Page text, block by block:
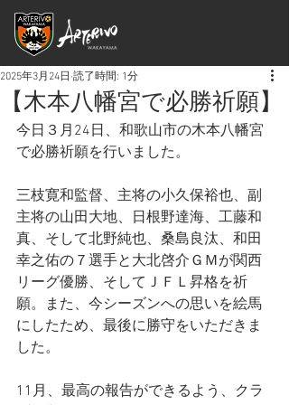
【木本八幡宮で必勝祈願】
2025年3月24日 読了時間: 1分
今日３月24日、和歌山市の木本八幡宮
で必勝祈願を行いました。
三枝寛和監督、主将の小久保裕也、副
主将の山田大地、日根野達海、工藤和
真、そして北野純也、桑島良汰、和田
幸之佑の７選手と大北啓介ＧＭが関西
リーグ優勝、そしてＪＦＬ昇格を祈
願。また、今シーズンへの思いを絵馬
にしたため、最後に勝守をいただきま
した。
11月、最高の報告ができるよう、クラ